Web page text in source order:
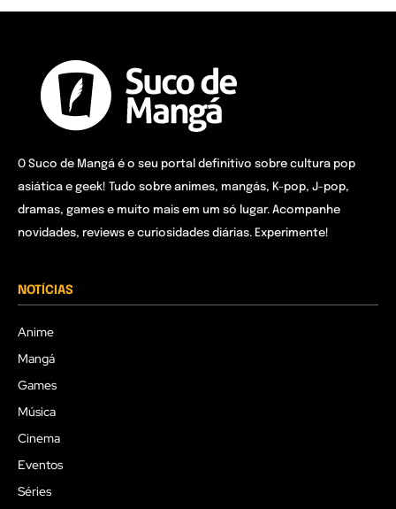
O Suco de Mangá é o seu portal definitivo sobre cultura pop
asiática e geek! Tudo sobre animes, mangás, K-pop, J-pop,
dramas, games e muito mais em um só lugar. Acompanhe
novidades, reviews e curiosidades diárias. Experimente!
NOTÍCIAS
Anime
Mangá
Games
Música
Cinema
Eventos
Séries